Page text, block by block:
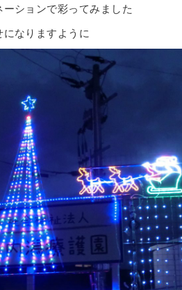
ションで彩ってみました
なりますように